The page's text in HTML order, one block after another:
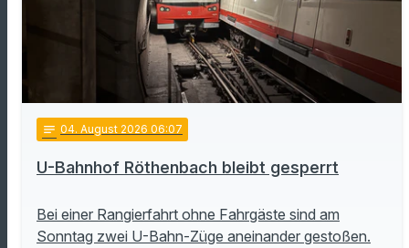
notes 04. August 2026 06:07
U-Bahnhof Röthenbach bleibt gesperrt
Bei einer Rangierfahrt ohne Fahrgäste sind am
Sonntag zwei U-Bahn-Züge aneinander gestoßen.